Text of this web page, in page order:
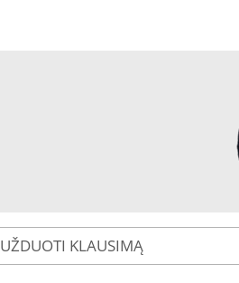
UŽDUOTI KLAUSIMĄ